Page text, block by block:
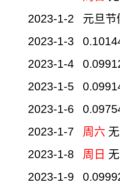
2023-1-2 元旦节
2023-1-3
2023-1-4
2023-1-5
2023-1-6
2023-1-7 周六 无
2023-1-8 周日 无
2023-1-9